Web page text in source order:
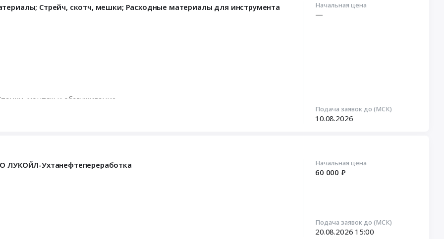
Стрейч, скотч, мешки; Расходные материалы для инструмента
монтаж и обслуживание
Начальная цена
—
Подача заявок до (МСК)
10.08.2026
ЛУКОЙЛ-Ухтанефтепереработка Начальная цена
60 000 ₽
Подача заявок до (МСК)
20.08.2026 15:00